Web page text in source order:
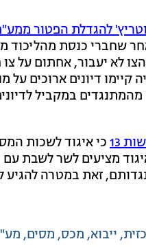
להגדלת הפטור ממע"מ
מול 25 תומכים, לאחר שחברי
לא יעבור, אחתום על
קיימו דיונים ארוכים
מהמתנגדים במקביל
13
כי איגוד לשכות
מציעים לשר לשבת
זאת במטרה
ייבוא מכס מסים